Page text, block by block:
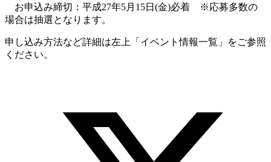
お申込み締切：平成27年5月15日(金)必着 ※応募多数の
場合は抽選となります。
申し込み方法など詳細は左上「イベント情報一覧」をご参照
ください。